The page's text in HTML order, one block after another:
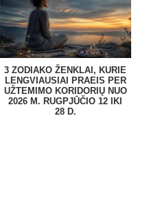
3 ZODIAKO ŽENKLAI, KURIE
LENGVIAUSIAI PRAEIS PER
UŽTEMIMO KORIDORIŲ NUO
2026 M. RUGPJŪČIO 12 IKI
28 D.